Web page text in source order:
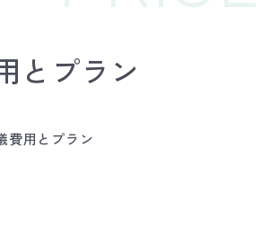
とプラン
費用とプラン